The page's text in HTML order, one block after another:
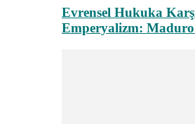
Evrensel Hukuka
Emperyalizm: